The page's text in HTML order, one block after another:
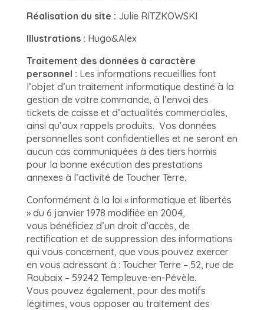
Réalisation du site : Julie RITZKOWSKI
Illustrations : Hugo&Alex
Traitement des données à caractère
personnel : Les informations recueillies font
l’objet d’un traitement informatique destiné à la
gestion de votre commande, à l’envoi des
tickets de caisse et d’actualités commerciales,
ainsi qu’aux rappels produits. Vos données
personnelles sont confidentielles et ne seront en
aucun cas communiquées à des tiers hormis
pour la bonne exécution des prestations
annexes à l’activité de Toucher Terre.
Conformément à la loi « informatique et libertés
» du 6 janvier 1978 modifiée en 2004,
vous bénéficiez d’un droit d’accès, de
rectification et de suppression des informations
qui vous concernent, que vous pouvez exercer
en vous adressant à : Toucher Terre – 52, rue de
Roubaix – 59242 Templeuve-en-Pévèle.
Vous pouvez également, pour des motifs
légitimes, vous opposer au traitement des